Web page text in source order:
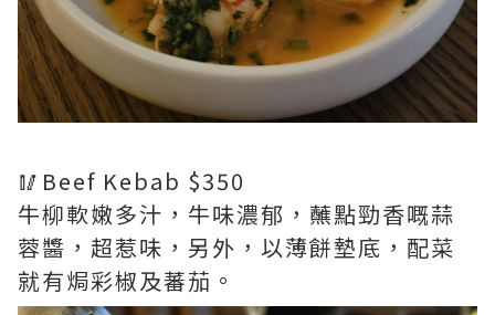
🥢Beef Kebab $350
牛柳軟嫩多汁，牛味濃郁，蘸點勁香嘅蒜
蓉醬，超惹味，另外，以薄餅墊底，配菜
就有焗彩椒及蕃茄。